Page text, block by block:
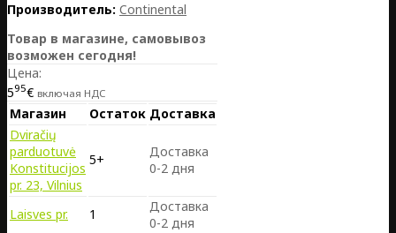
Производитель: Continental
Товар в магазине, самовывоз
возможен сегодня!
Цена:
595€ включая НДС
Магазин Остаток Доставка
Dviračių
parduotuvė
Konstitucijos
pr. 23, Vilnius
5+
Доставка
0-2 дня
Laisves pr. 1
Доставка
0-2 дня